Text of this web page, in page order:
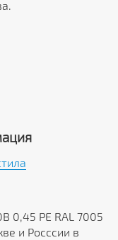
0,45 PE RAL 7005
и Росссии в